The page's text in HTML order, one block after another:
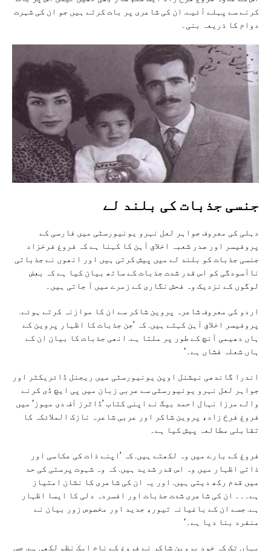
کرنے سے پہلے آئیے. ان کی شاعری پر بات کرتے ہیں جو ان کی شہرت
دوام کا ذریعہ بنی۔
جنسی جذبات کی بلند لے
دہلی کی معروف جواہر لعل نہرو یونیورسٹی میں فارسی کے
پروفیسر اور صدر شعبہ اخلاق آہن کا کہنا ہے کہ فروغ فرخزاد
جنسی جذبات کو بلند لے میں پیش کرتی ہیں اور انھوں نے جذباتی
ناآسودگی کو اس قدر شدت جذبات کے ساتھ بیان کیا ہے کہ بعض
لوگوں کے نزدیک وہ فحش نگاری کے زمرے میں آ جاتی ہیں۔
اردو کی معروف شاعرہ پروین شاکر سے ان کا موازنہ کرتے ہوئے.
پروفیسر اخلاق آہن کہتے ہیں. کہ ’جن جذبات کا اظہار پروین کے
ہاں دھیمی آنچ کے طور پر ملتا ہے. انھی جذبات کا بیان ان کے
ہاں شعلہ فشاں ہے۔‘
اندرا گاندھی نیشنل اوپن یونیورسٹی میں ریجنل ڈائریکٹر اور
جواہر لعل نہرو یونیورسٹی سے عربی زبان میں پی ایچ ڈی کرنے
والے مرزا نہال احمد بیگ نے اپنی کتاب ’ڈاٹرز آف دی میوز‘ میں
فروغ فرخ زاد، پروین شاکر اور عربی شاعرہ نازک الملائکہ کا
تقابلی مطالعہ پیش کیا ہے۔
فروغ کے بارے میں وہ لکھتے ہیں. کہ ’اپنے ذات کی عکاسی اور
ذاتی اظہار میں وہ اس قدر شدید ہیں. کہ وہ شہوت پرستی کی حد
میں قدم رکھ دیتی ہیں. اور یہ ان کی شاعری کا نشان امتیاز
ہے۔۔۔ ان کی شاعری شدت جذبات اور افسردہ دلی کا ایسا اظہار
ہے. جسے ان کے باغیانہ تیور، جدید اور مخصوص زور بیان نے
منفرد بنا دیا ہے۔‘
یہاں تک کہ خود پروین شاکر نے فروغ کے نام ایک نظم لکھی ہے. جس